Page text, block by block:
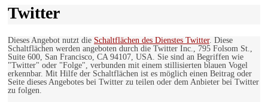
Twitter
Dieses Angebot nutzt die Schaltflächen des Dienstes Twitter. Diese
Schaltflächen werden angeboten durch die Twitter Inc., 795 Folsom St.,
Suite 600, San Francisco, CA 94107, USA. Sie sind an Begriffen wie
"Twitter" oder "Folge", verbunden mit einem stillisierten blauen Vogel
erkennbar. Mit Hilfe der Schaltflächen ist es möglich einen Beitrag oder
Seite dieses Angebotes bei Twitter zu teilen oder dem Anbieter bei Twitter
zu folgen.